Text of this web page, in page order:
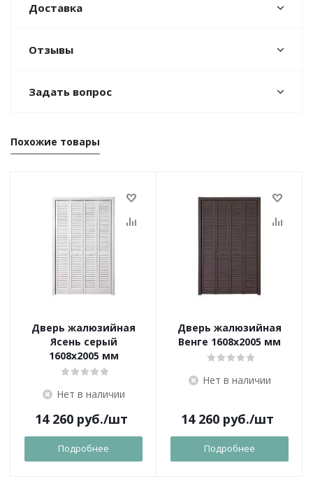
Доставка
Отзывы
Задать вопрос
Похожие товары
Дверь жалюзийная
Ясень серый
1608х2005 мм
Нет в наличии
14 260руб./шт
Подробнее
Дверь жалюзийная
Венге 1608х2005 мм
Нет в наличии
14 260руб./шт
Подробнее